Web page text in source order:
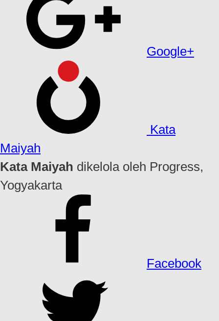
Google+
Kata
Maiyah
Kata Maiyah dikelola oleh Progress,
Yogyakarta
Facebook